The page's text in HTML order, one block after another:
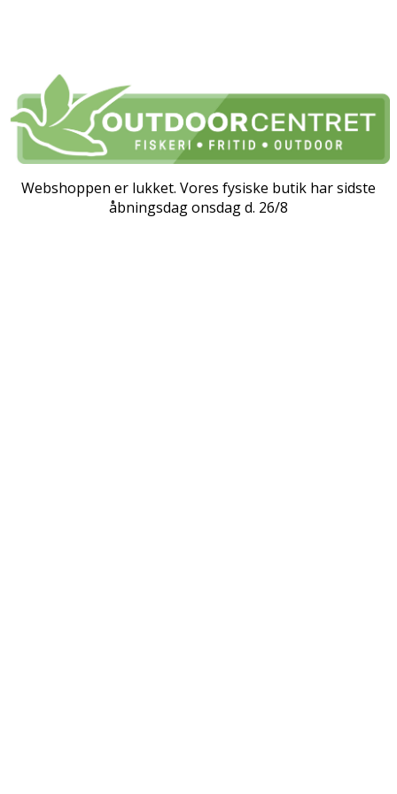
Webshoppen er lukket. Vores fysiske butik har sidste
åbningsdag onsdag d. 26/8